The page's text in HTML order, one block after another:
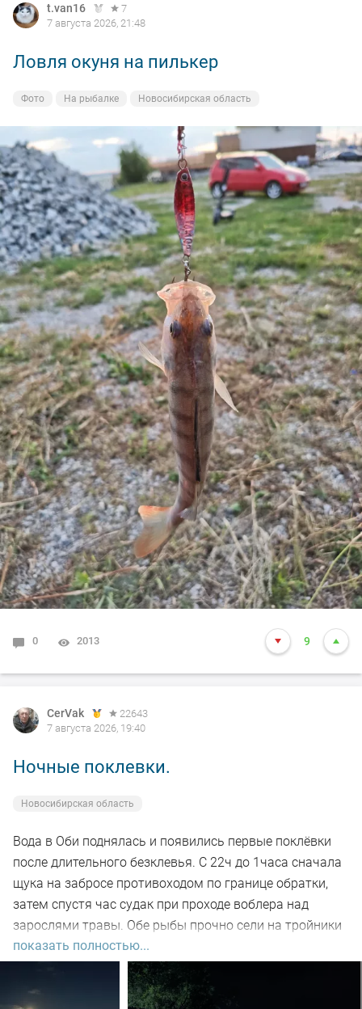
t.van16
7
7 августа 2026, 21:48
Ловля окуня на пилькер
Фото На рыбалке Новосибирская область
0 2013 9
CerVak
22643
7 августа 2026, 19:40
Ночные поклевки.
Новосибирская область
Вода в Оби поднялась и появились первые поклёвки
после длительного безклевья. С 22ч до 1часа сначала
щука на забросе противоходом по границе обратки,
затем спустя час судак при проходе воблера над
зарослями травы. Обе рыбы прочно сели на тройники
и при чистке оказались с пустыми желудками. Ждем
дальнейших поклёвок.
показать полностью...